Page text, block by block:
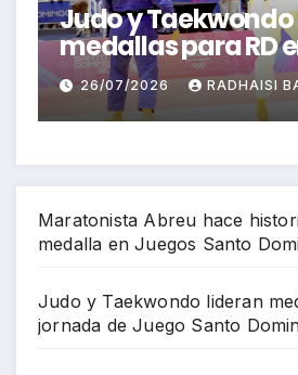
FEDOLA
para los
Caribe Santo
26/07/2026
Maratonista Abreu hace
medalla en Juegos Santo
Judo y Taekwondo lideran
jornada de Juego Santo